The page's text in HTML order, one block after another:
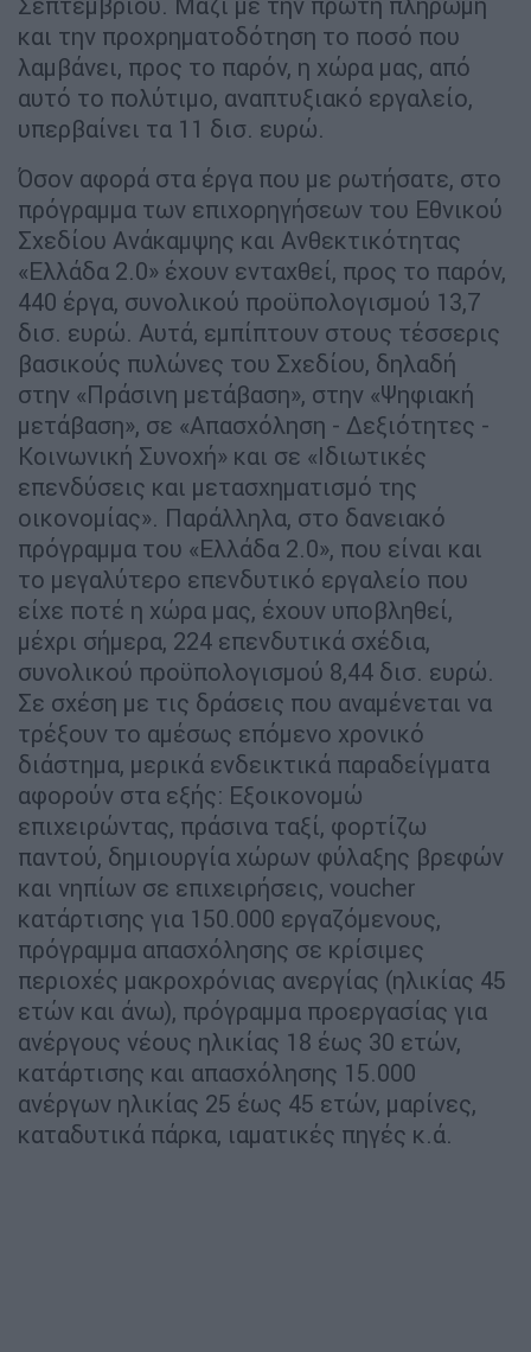
και την προχρηματοδότηση το ποσό που
λαμβάνει, προς το παρόν, η χώρα μας, από
αυτό το πολύτιμο, αναπτυξιακό εργαλείο,
υπερβαίνει τα 11 δισ. ευρώ.
Όσον αφορά στα έργα που με ρωτήσατε, στο
πρόγραμμα των επιχορηγήσεων του Εθνικού
Σχεδίου Ανάκαμψης και Ανθεκτικότητας
«Ελλάδα 2.0» έχουν ενταχθεί, προς το παρόν,
440 έργα, συνολικού προϋπολογισμού 13,7
δισ. ευρώ. Αυτά, εμπίπτουν στους τέσσερις
βασικούς πυλώνες του Σχεδίου, δηλαδή
στην «Πράσινη μετάβαση», στην «Ψηφιακή
μετάβαση», σε «Απασχόληση - Δεξιότητες -
Κοινωνική Συνοχή» και σε «Ιδιωτικές
επενδύσεις και μετασχηματισμό της
οικονομίας». Παράλληλα, στο δανειακό
πρόγραμμα του «Ελλάδα 2.0», που είναι και
το μεγαλύτερο επενδυτικό εργαλείο που
είχε ποτέ η χώρα μας, έχουν υποβληθεί,
μέχρι σήμερα, 224 επενδυτικά σχέδια,
συνολικού προϋπολογισμού 8,44 δισ. ευρώ.
Σε σχέση με τις δράσεις που αναμένεται να
τρέξουν το αμέσως επόμενο χρονικό
διάστημα, μερικά ενδεικτικά παραδείγματα
αφορούν στα εξής: Εξοικονομώ
επιχειρώντας, πράσινα ταξί, φορτίζω
παντού, δημιουργία χώρων φύλαξης βρεφών
και νηπίων σε επιχειρήσεις, voucher
κατάρτισης για 150.000 εργαζόμενους,
πρόγραμμα απασχόλησης σε κρίσιμες
περιοχές μακροχρόνιας ανεργίας (ηλικίας 45
ετών και άνω), πρόγραμμα προεργασίας για
ανέργους νέους ηλικίας 18 έως 30 ετών,
κατάρτισης και απασχόλησης 15.000
ανέργων ηλικίας 25 έως 45 ετών, μαρίνες,
καταδυτικά πάρκα, ιαματικές πηγές κ.ά.